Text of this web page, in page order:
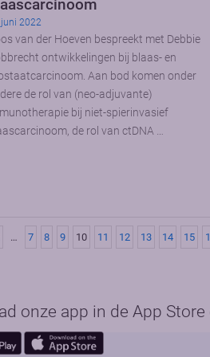
2022
van der Hoeven bespreekt met Debbie
ontwikkelingen bij blaas- en
Aan bod komen onder
de rol van (neo-adjuvante)
bij niet-spierinvasief
de rol van ctDNA …
… 7 8 9 10 11 12 13 14 15
onze app in de App Store